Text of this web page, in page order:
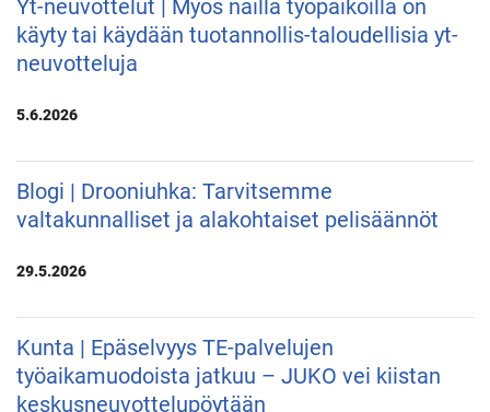
Yt-neuvottelut | Myös näillä työpaikoilla on
käyty tai käydään tuotannollis-taloudellisia yt-
neuvotteluja
5.6.2026
Blogi | Drooniuhka: Tarvitsemme
valtakunnalliset ja alakohtaiset pelisäännöt
29.5.2026
Kunta | Epäselvyys TE-palvelujen
työaikamuodoista jatkuu – JUKO vei kiistan
keskusneuvottelupöytään